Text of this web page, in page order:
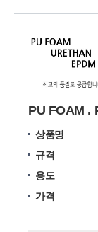
PU FOAM .
상품명
규격
용도
가격